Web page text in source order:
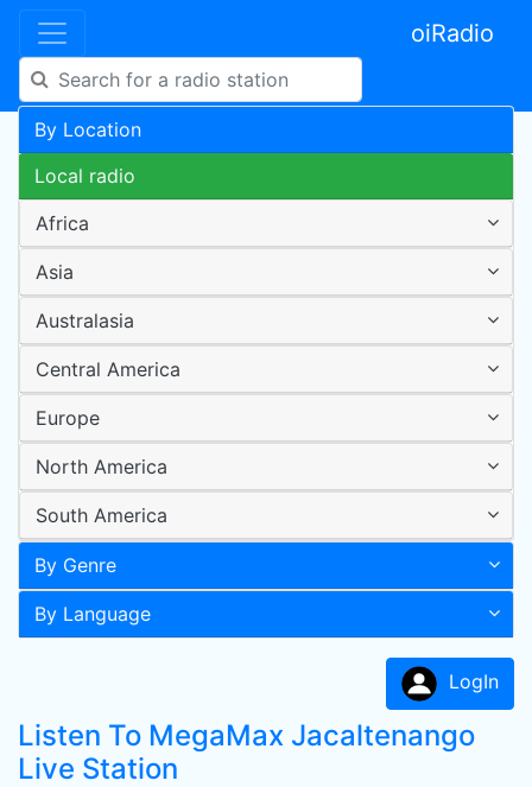
oiRadio
By Location
Local radio
Africa
Asia
Australasia
Central America
Europe
North America
South America
By Genre
By Language
LogIn
Listen To MegaMax Jacaltenango
Live Station